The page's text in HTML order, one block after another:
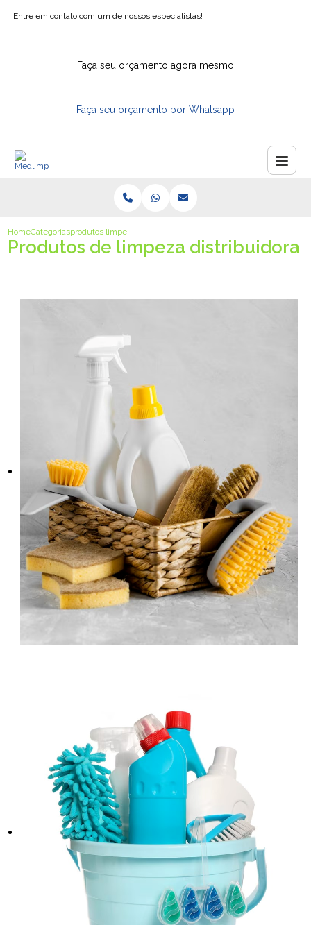
Entre em contato com um de nossos especialistas!
Faça seu orçamento agora mesmo
Faça seu orçamento por Whatsapp
HomeCategoriasprodutos limpeza distribuidora
Produtos de limpeza distribuidora